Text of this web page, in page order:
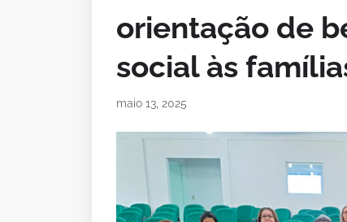
orientação de
social às
maio 13, 2025